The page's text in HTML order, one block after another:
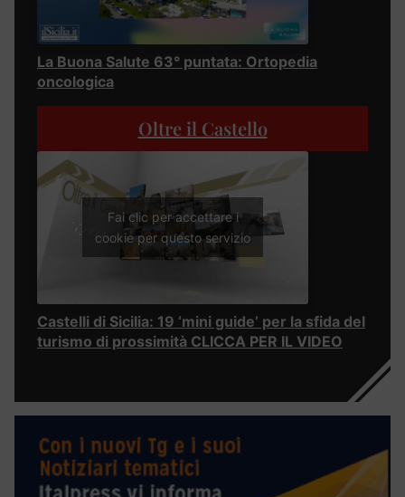
La Buona Salute 63° puntata: Ortopedia
oncologica
Oltre il Castello
Fai clic per accettare i
cookie per questo servizio
Castelli di Sicilia: 19 ‘mini guide’ per la sfida del
turismo di prossimità CLICCA PER IL VIDEO